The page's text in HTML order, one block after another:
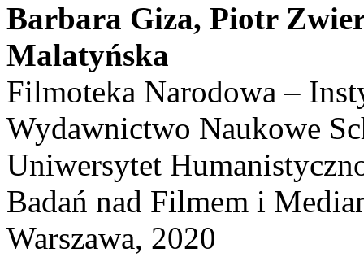
Barbara Giza, Piotr
Malatyńska
Filmoteka Narodowa –
Wydawnictwo Naukowe
Uniwersytet
Badań nad Filmem i
Warszawa, 2020